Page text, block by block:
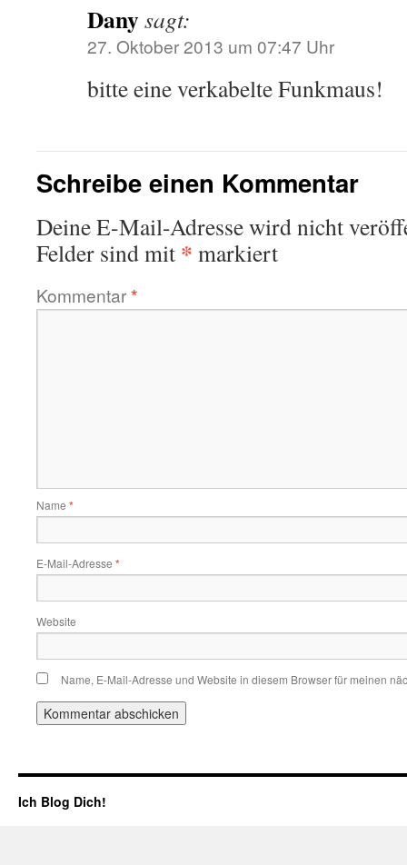
Danysagt:
27. Oktober 2013 um 07:47 Uhr
bitte eine verkabelte Funkmaus!
Schreibe einen Kommentar
Deine E-Mail-Adresse wird nicht
Felder sind mit * markiert
Kommentar*
Name *
E-Mail-Adresse *
Website
Name, E-Mail-Adresse und Website in diesem Browser für meinen
Ich Blog Dich!